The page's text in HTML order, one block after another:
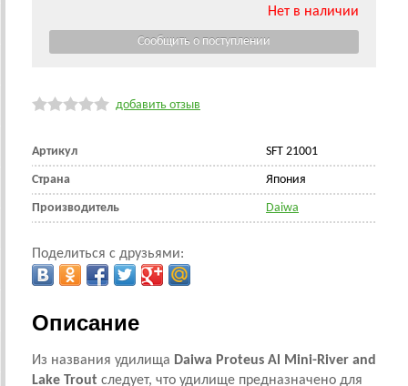
Нет в наличии
добавить отзыв
Артикул SFT 21001
Страна Япония
Производитель Daiwa
Поделиться с друзьями:
Описание
Из названия удилища Daiwa Proteus Al Mini-River and
Lake Trout следует, что удилище предназначено для